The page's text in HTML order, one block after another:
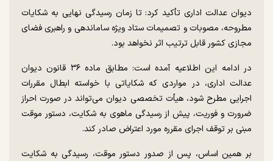
دیوان عدالت اداری تأکید کرد: تا زمان رسیدگی نهایی به شکایات
مطروحه، مصوبات و تصمیمات ستاد ویژه ساماندهی و راهبری فضای
مجازی کشور قابل ترتیب اثر نخواهد بود.
در ادامه این اطلاعیه آمده است: مطابق ماده ۳۶ قانون دیوان
عدالت اداری، در مواردی که شکایاتی با خواسته ابطال مقررات
اجرایی مطرح شود، هیأت تخصصی دیوان می‌تواند در صورت احراز
ضرورت و فوریت، پیش از رسیدگی ماهوی به شکایت، دستور موقت
مبنی بر توقف اجرای مقرره مورد اعتراض صادر کند.
بر همین اساس، پس از صدور دستور موقت، رسیدگی به شکایت